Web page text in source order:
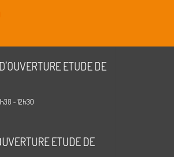
ETUDE DE
- 12h30
ETUDE DE